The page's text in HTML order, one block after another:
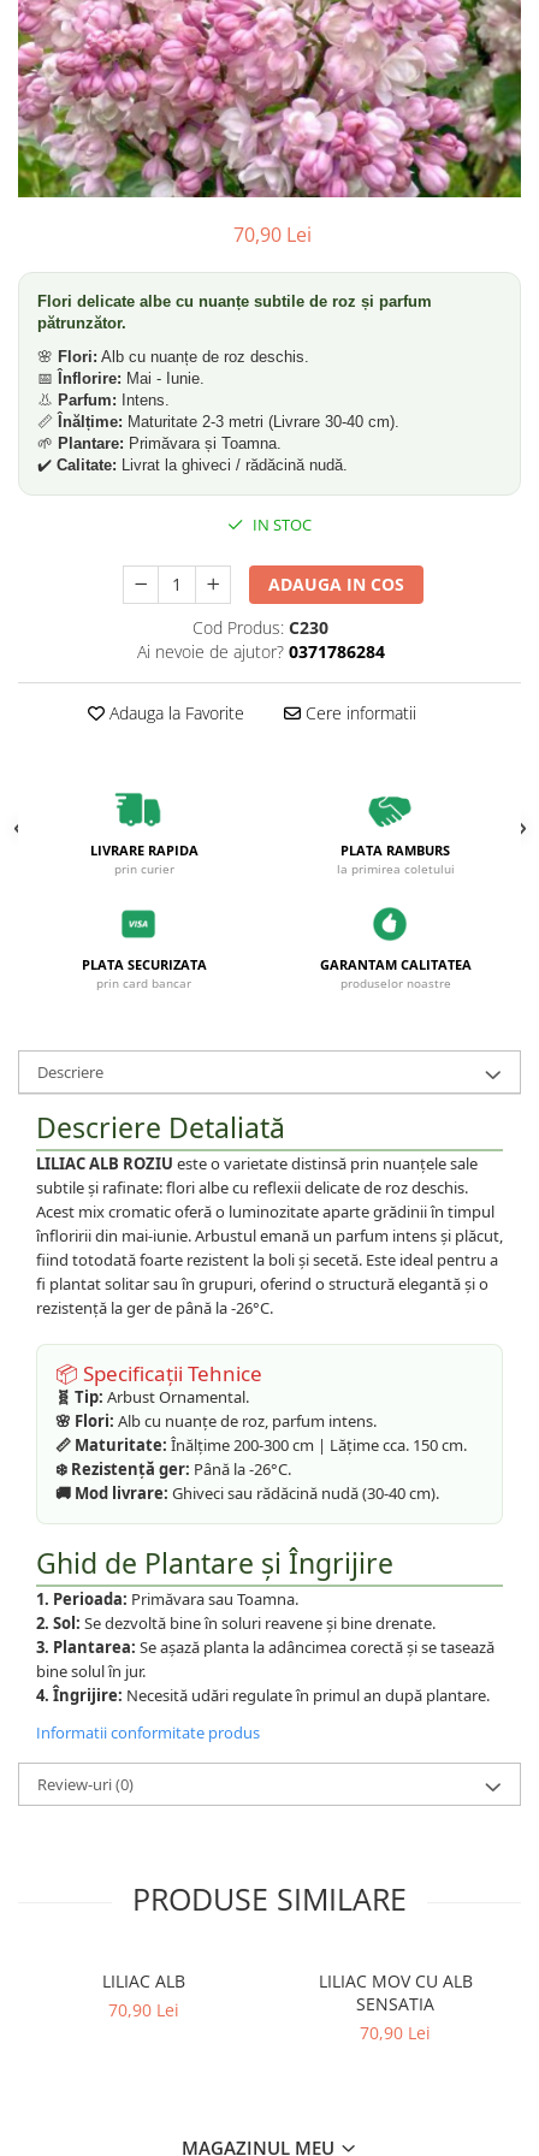
70,90 Lei
Flori delicate albe cu nuanțe subtile de roz și parfum
pătrunzător.
🌸 Flori: Alb cu nuanțe de roz deschis.
📅
Înflorire: Mai - Iunie.
👃 Parfum: Intens.
📏 Înălțime: Maturitate 2-3 metri (Livrare 30-40 cm).
🌱 Plantare: Primăvara și Toamna.
✔️ Calitate: Livrat la ghiveci / rădăcină nudă.
IN STOC
ADAUGA IN COS
Cod Produs: C230
Ai nevoie de ajutor? 0371786284
Adauga la Favorite Cere informatii
LIVRARE RAPIDA
prin curier
PLATA RAMBURS
la primirea coletului
PLATA SECURIZATA
prin card bancar
GARANTAM CALITATEA
produselor noastre
Descriere
Descriere Detaliată
LILIAC ALB ROZIU este o varietate distinsă prin nuanțele sale
subtile și rafinate: flori albe cu reflexii delicate de roz deschis.
Acest mix cromatic oferă o luminozitate aparte grădinii în timpul
înfloririi din mai-iunie. Arbustul emană un parfum intens și plăcut,
fiind totodată foarte rezistent la boli și secetă. Este ideal pentru a
fi plantat solitar sau în grupuri, oferind o structură elegantă și o
rezistență la ger de până la -26°C.
📦 Specificații Tehnice
🧬 Tip: Arbust Ornamental.
🌸 Flori: Alb cu nuanțe de roz, parfum intens.
📏 Maturitate: Înălțime 200-300 cm | Lățime cca. 150 cm.
❄️ Rezistență ger: Până la -26°C.
🚚 Mod livrare: Ghiveci sau rădăcină nudă (30-40 cm).
Ghid de Plantare și Îngrijire
1. Perioada: Primăvara sau Toamna.
2. Sol: Se dezvoltă bine în soluri reavene și bine drenate.
3. Plantarea: Se așază planta la adâncimea corectă și se tasează
bine solul în jur.
4. Îngrijire: Necesită udări regulate în primul an după plantare.
Informatii conformitate produs
Review-uri(0)
PRODUSE SIMILARE
LILIAC ALB
70,90 Lei
LILIAC MOV CU ALB
SENSATIA
70,90 Lei
MAGAZINUL MEU